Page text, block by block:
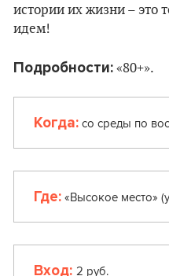
истории их жизни – это
идем!
Подробности: «80+».
Когда:со среды по
Где:«Высокое место»
Вход: 2 руб.